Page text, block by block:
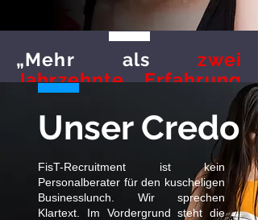
„Mehr alszwei
Jahrzehnte Erfahrung
im Recruitment zeigen
uns, dass viele
Personalberater vor
allemeins produzieren:
Heiße Luft.“
Thomas Zadro, Geschäftsführer
Unser Credo
FisT-Recruitment ist kein
Personalberater für den kuscheligen
Businesslunch. Wir sprechen
Klartext. Im Vordergrund steht die